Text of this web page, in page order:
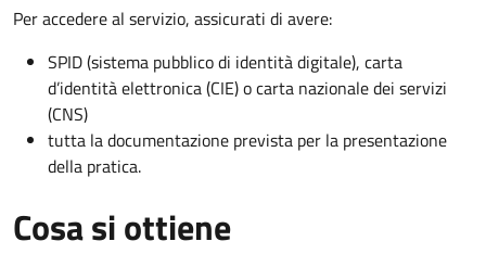
Per accedere al servizio, assicurati di avere:
SPID (sistema pubblico di identità digitale), carta
d’identità elettronica (CIE) o carta nazionale dei servizi
(CNS)
tutta la documentazione prevista per la presentazione
della pratica.
Cosa si ottiene